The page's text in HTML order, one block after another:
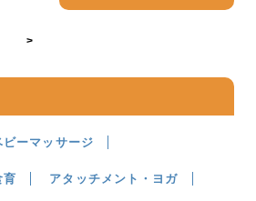
ーマッサージ
育 アタッチメント・ヨガ